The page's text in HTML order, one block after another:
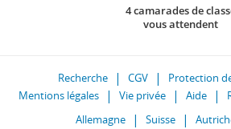
4 camarades de
vous attendent
Recherche CGV
Protection
Mentions légales
Vie privée Aide
Allemagne
Suisse